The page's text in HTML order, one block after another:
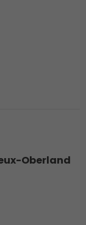
Oberland